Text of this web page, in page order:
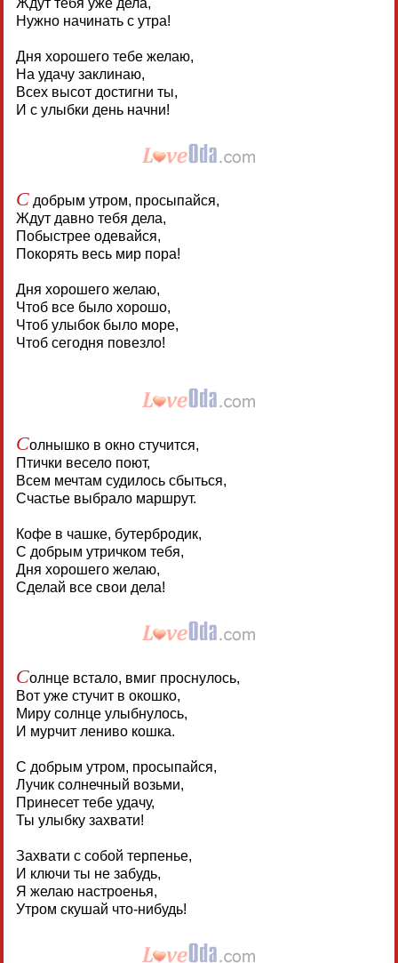
Ждут тебя уже дела,
Нужно начинать с утра!
Дня хорошего тебе желаю,
На удачу заклинаю,
Всех высот достигни ты,
И с улыбки день начни!
Сдобрым утром, просыпайся,
Ждут давно тебя дела,
Побыстрее одевайся,
Покорять весь мир пора!
Дня хорошего желаю,
Чтоб все было хорошо,
Чтоб улыбок было море,
Чтоб сегодня повезло!
Солнышко в окно стучится,
Птички весело поют,
Всем мечтам судилось сбыться,
Счастье выбрало маршрут.
Кофе в чашке, бутербродик,
С добрым утричком тебя,
Дня хорошего желаю,
Сделай все свои дела!
Солнце встало, вмиг проснулось,
Вот уже стучит в окошко,
Миру солнце улыбнулось,
И мурчит лениво кошка.
С добрым утром, просыпайся,
Лучик солнечный возьми,
Принесет тебе удачу,
Ты улыбку захвати!
Захвати с собой терпенье,
И ключи ты не забудь,
Я желаю настроенья,
Утром скушай что-нибудь!